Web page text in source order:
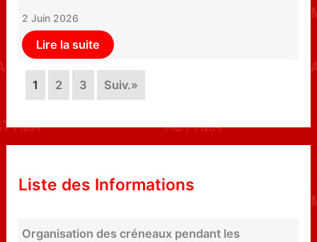
2 Juin 2026
Lire la suite
1 2 3 Suiv.»
Liste des Informations
Organisation des créneaux pendant les